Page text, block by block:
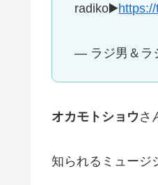
radiko▶️
— ラジ男＆ラ
オカモトショウさ
知られるミュージ